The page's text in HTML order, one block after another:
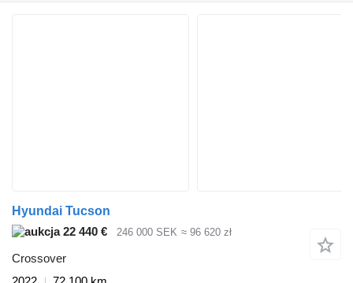
Hyundai Tucson
22 440 €
246 000 SEK ≈ 96 620 zł
Crossover